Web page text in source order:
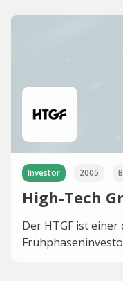
Investor 2005
High-Tech
Der HTGF ist